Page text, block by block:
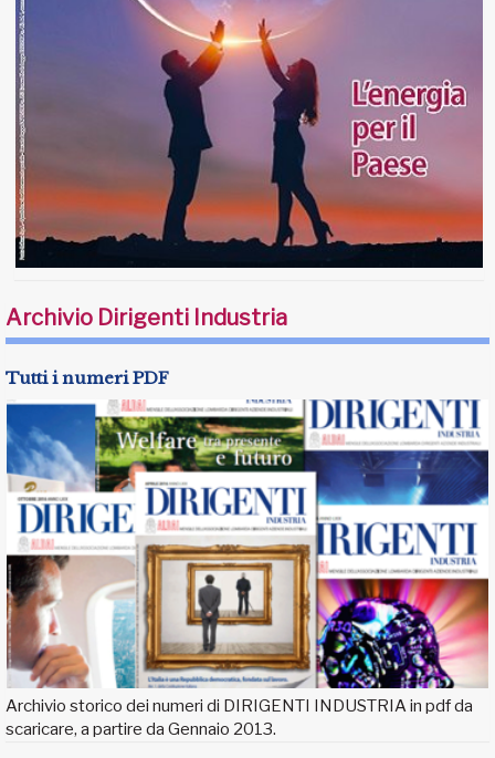
Archivio Dirigenti Industria
Tutti i numeri PDF
Archivio storico dei numeri di DIRIGENTI INDUSTRIA in pdf da
scaricare, a partire da Gennaio 2013.